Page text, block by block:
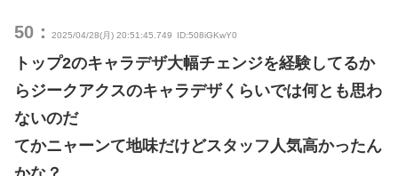
50： 2025/04/28(月) 20:51:45.749 ID:508iGKwY0
トップ2のキャラデザ大幅チェンジを経験してるか
らジークアクスのキャラデザくらいでは何とも思わ
ないのだ
てかニャーンて地味だけどスタッフ人気高かったん